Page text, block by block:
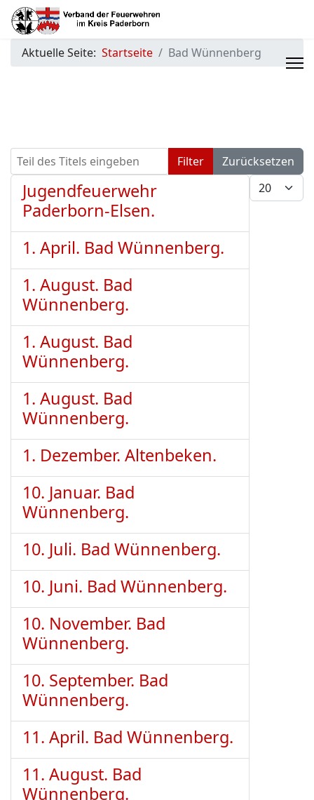
Aktuelle Seite: Startseite Bad Wünnenberg
Teil des Titels eingeben Filter
Zurücksetzen
Anzeige #
Jugendfeuerwehr
Paderborn-Elsen.
1. April. Bad Wünnenberg.
1. August. Bad
Wünnenberg.
1. August. Bad
Wünnenberg.
1. August. Bad
Wünnenberg.
1. Dezember. Altenbeken.
10. Januar. Bad
Wünnenberg.
10. Juli. Bad Wünnenberg.
10. Juni. Bad Wünnenberg.
10. November. Bad
Wünnenberg.
10. September. Bad
Wünnenberg.
11. April. Bad Wünnenberg.
11. August. Bad
Wünnenberg.